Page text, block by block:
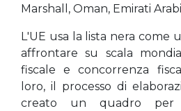
Marshall, Oman, Emirati
L'UE usa la lista nera come
affrontare su scala
fiscale e concorrenza
loro, il processo di
creato un quadro